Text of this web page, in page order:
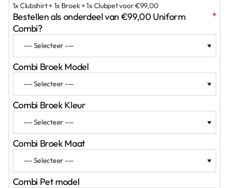
1x Clubshirt + 1x Broek + 1x Clubpet voor €99,00
Bestellen als onderdeel van €99,00 Uniform
Combi?
Combi Broek Model
Combi Broek Kleur
Combi Broek Maat
Combi Pet model